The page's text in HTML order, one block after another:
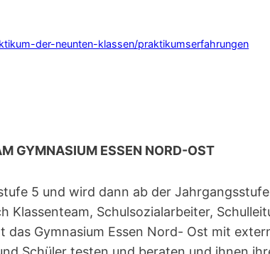
der-neunten-klassen/praktikumserfahrungen
GYMNASIUM ESSEN NORD-OST
5 und wird dann ab der
Schulsozialarbeiter,
Gymnasium Essen Nord- Ost mit